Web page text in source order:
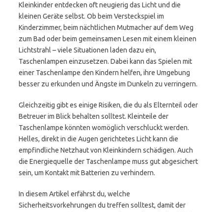
Kleinkinder entdecken oft neugierig das Licht und die
kleinen Geräte selbst. Ob beim Versteckspiel im
Kinderzimmer, beim nächtlichen Mutmacher auf dem Weg
zum Bad oder beim gemeinsamen Lesen mit einem kleinen
Lichtstrahl – viele Situationen laden dazu ein,
Taschenlampen einzusetzen. Dabei kann das Spielen mit
einer Taschenlampe den Kindern helfen, ihre Umgebung
besser zu erkunden und Ängste im Dunkeln zu verringern.
Gleichzeitig gibt es einige Risiken, die du als Elternteil oder
Betreuer im Blick behalten solltest. Kleinteile der
Taschenlampe könnten womöglich verschluckt werden.
Helles, direkt in die Augen gerichtetes Licht kann die
empfindliche Netzhaut von Kleinkindern schädigen. Auch
die Energiequelle der Taschenlampe muss gut abgesichert
sein, um Kontakt mit Batterien zu verhindern.
In diesem Artikel erfährst du, welche
Sicherheitsvorkehrungen du treffen solltest, damit der